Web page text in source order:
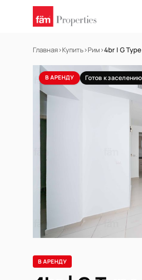
Главная›Купить›Рим›4br | G
В АРЕНДУ Готов к заселению
В АРЕНДУ